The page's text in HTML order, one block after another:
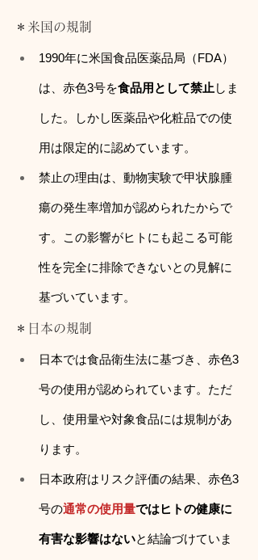
＊米国の規制
1990年に米国食品医薬品局（FDA）
は、赤色3号を食品用として禁止 しま
した。しかし医薬品や化粧品での使
用は限定的に認めています。
禁止の理由は、動物実験で甲状腺腫
瘍の発生率増加が認められたからで
す。この影響がヒトにも起こる可能
性を完全に排除できないとの見解に
基づいています。
＊日本の規制
日本では食品衛生法に基づき、赤色3
号の使用が認められています。ただ
し、使用量や対象食品には規制があ
ります。
日本政府はリスク評価の結果、赤色3
号の通常の使用量ではヒトの健康に
有害な影響はないと結論づけていま